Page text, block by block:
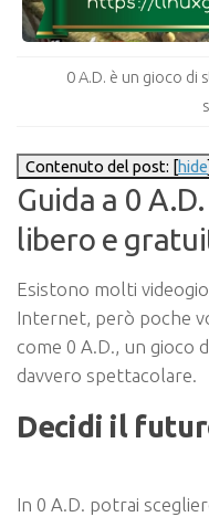
0 A.D. è un gioco di
Contenuto del post: [hide]
Guida a 0
libero e
Esistono molti
Internet, però poche
come 0 A.D., un gioco
davvero spettacolare.
Decidi il
In 0 A.D. potrai